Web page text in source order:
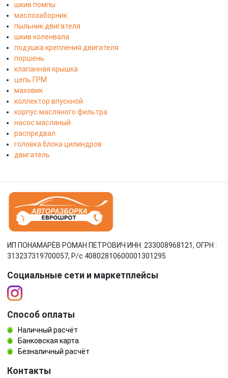
шкив помпы
маслозаборник
пыльник двигателя
шкив коленвала
подушка крепления двигателя
поршень
клапанная крышка
цепь ГРМ
маховик
коллектор впускной
корпус масляного фильтра
насос масляный
распредвал
головка блока цилиндров
двигатель
ИП ПОНАМАРЁВ РОМАН ПЕТРОВИЧ ИНН: 233008968121, ОГРН :
313237319700057, Р/c 40802810600001301295
Социальные сети и маркетплейсы
Способ оплаты
Наличный расчёт
Банковская карта
Безналичный расчёт
Контакты